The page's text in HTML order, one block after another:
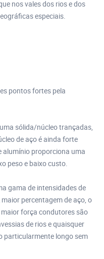
nos vales dos rios e dos
especiais.
pontos fortes pela
sólida/núcleo trançadas,
de aço é ainda forte
alumínio proporciona uma
peso e baixo custo.
gama de intensidades de
percentagem de aço, o
força condutores são
de rios e quaisquer
particularmente longo sem